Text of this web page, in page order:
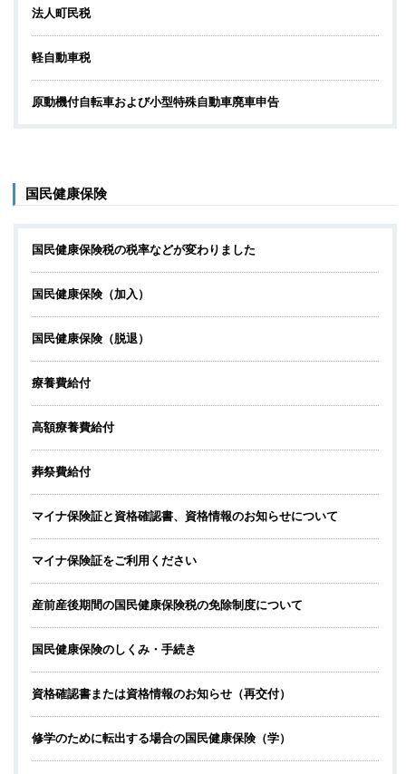
法人町民税
軽自動車税
原動機付自転車および小型特殊自動車廃車申告
国民健康保険
国民健康保険税の税率などが変わりました
国民健康保険（加入）
国民健康保険（脱退）
療養費給付
高額療養費給付
葬祭費給付
マイナ保険証と資格確認書、資格情報のお知らせについて
マイナ保険証をご利用ください
産前産後期間の国民健康保険税の免除制度について
国民健康保険のしくみ・手続き
資格確認書または資格情報のお知らせ（再交付）
修学のために転出する場合の国民健康保険（学）